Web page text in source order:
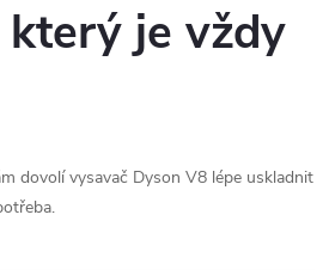
který je vždy
dovolí vysavač Dyson V8 lépe uskladnit